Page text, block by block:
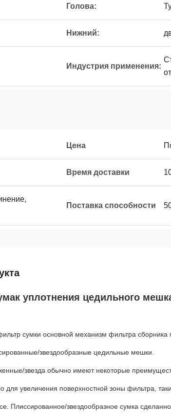
Голова:
Нижний:
Индустрия применения:
Цена
Время доставки
Поставка способности
уплотнения цедильного
сумки основной механизм фильтра
звездообразные цедильные мешки.
звезда обычно имеют некоторые
для увеличения поверхностной зоны фильтра,
Плиссированное/звездообразное сумка